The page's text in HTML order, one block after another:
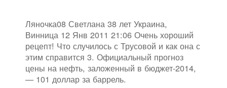
Ляночка08 Светлана 38 лет Украина,
Винница 12 Янв 2011 21:06 Очень хороший
рецепт! Что случилось с Трусовой и как она с
этим справится 3. Официальный прогноз
цены на нефть, заложенный в бюджет-2014,
— 101 доллар за баррель.